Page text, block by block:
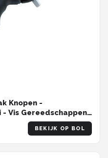
Knopen -
Vis Gereedschappen
BEKIJK OP BOL